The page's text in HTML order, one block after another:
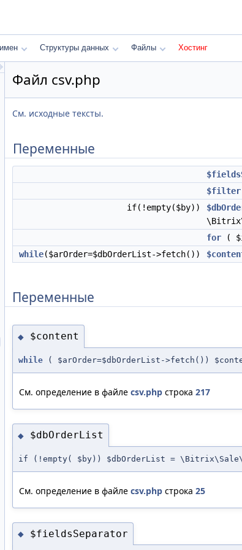
Структуры данных Файлы Хостинг
Файл csv.php
См. исходные тексты.
Переменные
$filter
if(!empty($by))
for (
while($arOrder=$dbOrderList->fetch())
Переменные
◆ $content
while ( $arOrder=$dbOrderList->fetch())
См. определение в файле csv.php строка 217
◆ $dbOrderList
if (!empty( $by)) $dbOrderList =
См. определение в файле csv.php строка 25
◆ $fieldsSeparator